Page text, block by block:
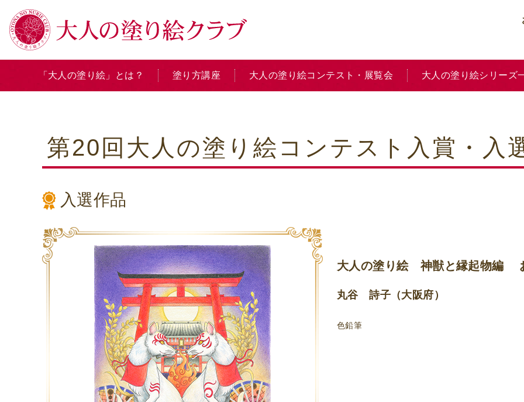
「大人の塗り絵」とは？ 塗り方講座 大人の塗り絵コンテスト・展覧会 大人の塗り絵シリーズ
第20回大人の塗り絵コンテスト入賞・入
入選作品
大人の塗り絵 神獣と縁起物編
丸谷 詩子（大阪府）
色鉛筆